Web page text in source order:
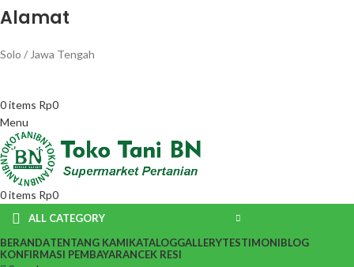
Alamat
Solo / Jawa Tengah
0items Rp0
Menu
0items Rp0
ALL CATEGORY
BERANDATENTANG KAMIKATALOGGALLERYTESTIMONIBLOG
KONFIRMASI PEMBAYARANCEK RESI